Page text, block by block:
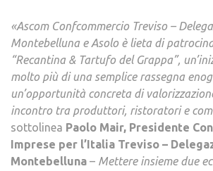
«Ascom Confcommercio Treviso –
Montebelluna e Asolo è lieta di
“Recantina & Tartufo del Grappa”,
molto più di una semplice rassegna
un’opportunità concreta di
incontro tra produttori, ristoratori e
sottolinea Paolo Mair, Presidente
Imprese per l’Italia Treviso –
Montebelluna – Mettere insieme due